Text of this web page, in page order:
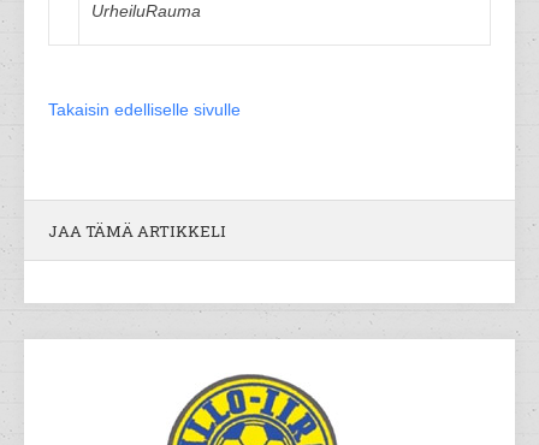
UrheiluRauma
Takaisin edelliselle sivulle
JAA TÄMÄ ARTIKKELI